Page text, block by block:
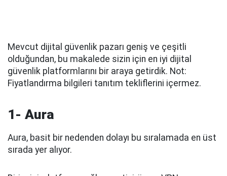
Mevcut dijital güvenlik pazarı geniş ve çeşitli
olduğundan, bu makalede sizin için en iyi dijital
güvenlik platformlarını bir araya getirdik. Not:
Fiyatlandırma bilgileri tanıtım tekliflerini içermez.
1- Aura
Aura, basit bir nedenden dolayı bu sıralamada en üst
sırada yer alıyor.